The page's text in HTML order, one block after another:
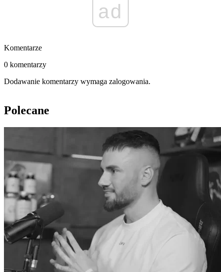
ad
Komentarze
0 komentarzy
Dodawanie komentarzy wymaga zalogowania.
Polecane